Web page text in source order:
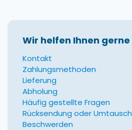
Wir helfen Ihnen gerne
Kontakt
Zahlungsmethoden
Lieferung
Abholung
Häufig gestellte Fragen
Rücksendung oder Umtausch
Beschwerden